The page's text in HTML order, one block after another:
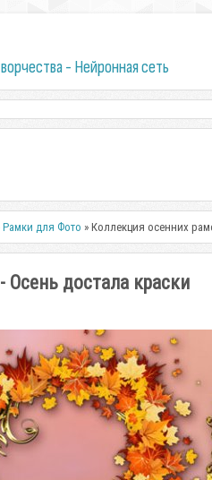
- Нейронная сеть
Рамки для Фото » Коллекция осенних
Осень достала краски